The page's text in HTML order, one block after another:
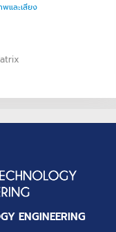
ละเสียง
ENGINEERING